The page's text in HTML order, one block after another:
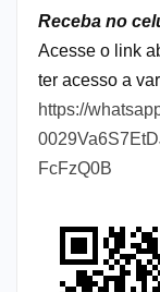
Receba no
Acesse o link
ter acesso a
https://
FcFzQ0B